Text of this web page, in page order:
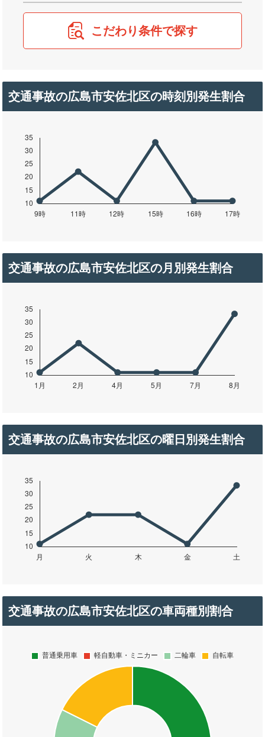
こだわり条件で探す
交通事故の広島市安佐北区の時刻別発生割合
交通事故の広島市安佐北区の月別発生割合
交通事故の広島市安佐北区の曜日別発生割合
交通事故の広島市安佐北区の車両種別割合